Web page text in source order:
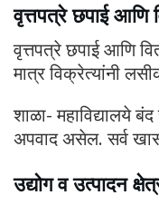
वृत्तपत्रे छपाई आणि
वृत्तपत्रे छपाई आणि
मात्र विक्रेत्यांनी
शाळा- महाविद्यालये
अपवाद असेल. सर्व
उद्योग व उत्पादन